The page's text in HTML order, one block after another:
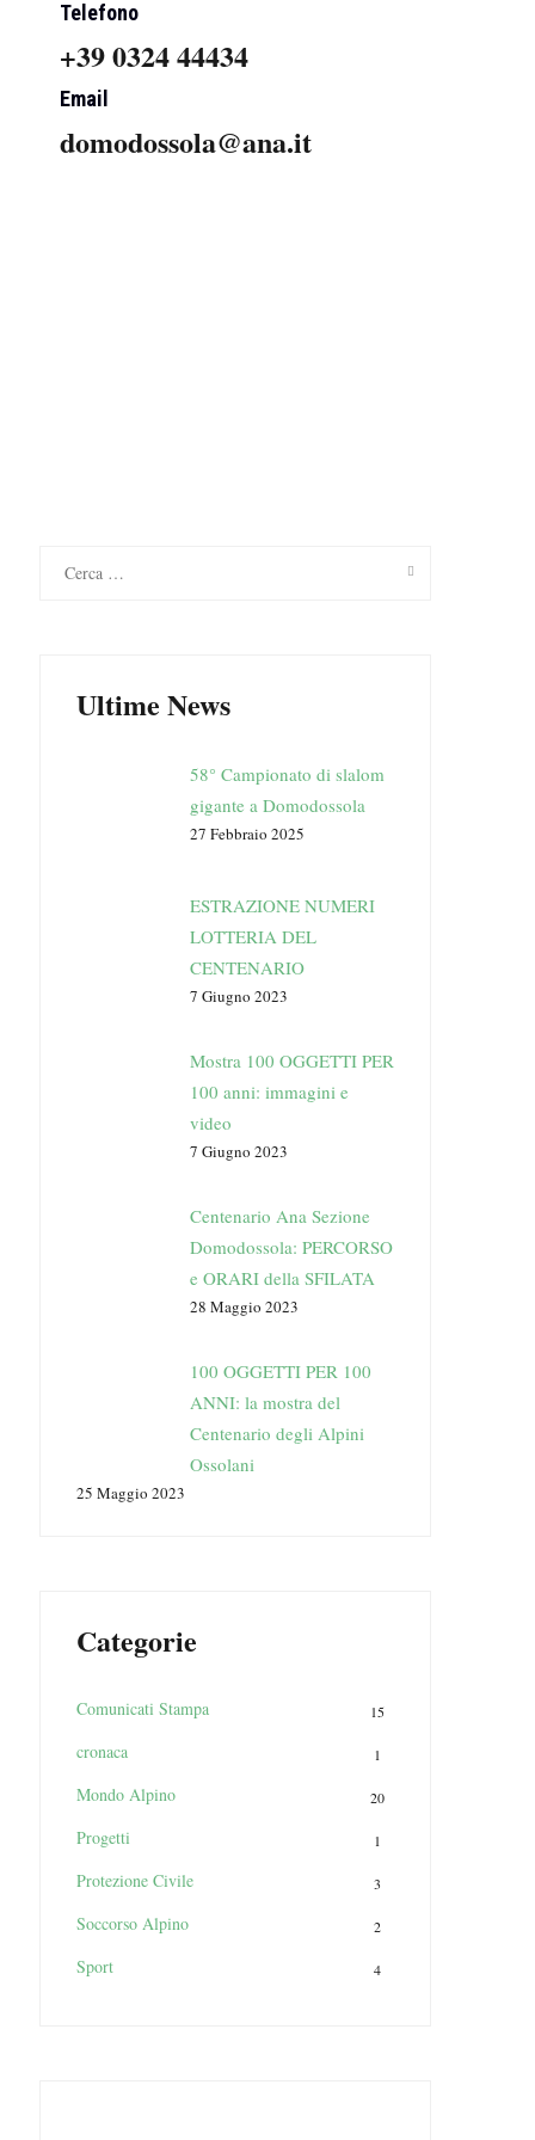
Telefono
+39 0324 44434
Email
domodossola@ana.it
Ultime News
58° Campionato di slalom
gigante a Domodossola
27 Febbraio 2025
ESTRAZIONE NUMERI
LOTTERIA DEL
CENTENARIO
7 Giugno 2023
Mostra 100 OGGETTI PER
100 anni: immagini e
video
7 Giugno 2023
Centenario Ana Sezione
Domodossola: PERCORSO
e ORARI della SFILATA
28 Maggio 2023
100 OGGETTI PER 100
ANNI: la mostra del
Centenario degli Alpini
Ossolani
25 Maggio 2023
Categorie
Comunicati Stampa 15
cronaca 1
Mondo Alpino 20
Progetti 1
Protezione Civile 3
Soccorso Alpino 2
Sport 4